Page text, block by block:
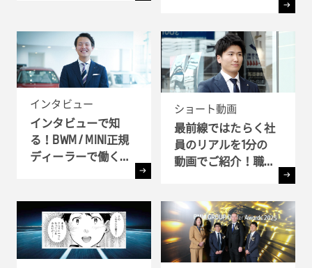
とは ?!
インタビュー
インタビューで知
る！BWM / MINI正規
ディーラーで働く理
ショート動画
最前線ではたらく社
員のリアルを1分の
動画でご紹介！職種